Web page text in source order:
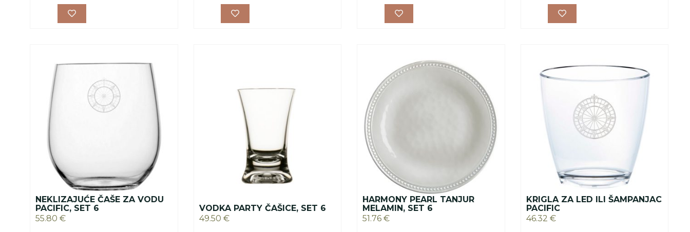
NEKLIZAJUĆE ČAŠE ZA VODU
PACIFIC, SET 6
55.80 €
VODKA PARTY ČAŠICE, SET 6
49.50 €
HARMONY PEARL TANJUR
MELAMIN, SET 6
51.76 €
KRIGLA ZA LED ILI ŠAMPANJAC
PACIFIC
46.32 €